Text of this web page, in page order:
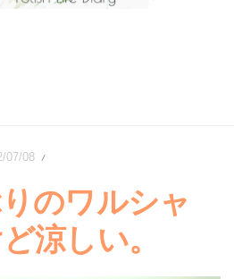
07/08 /
のワルシャ
涼しい。